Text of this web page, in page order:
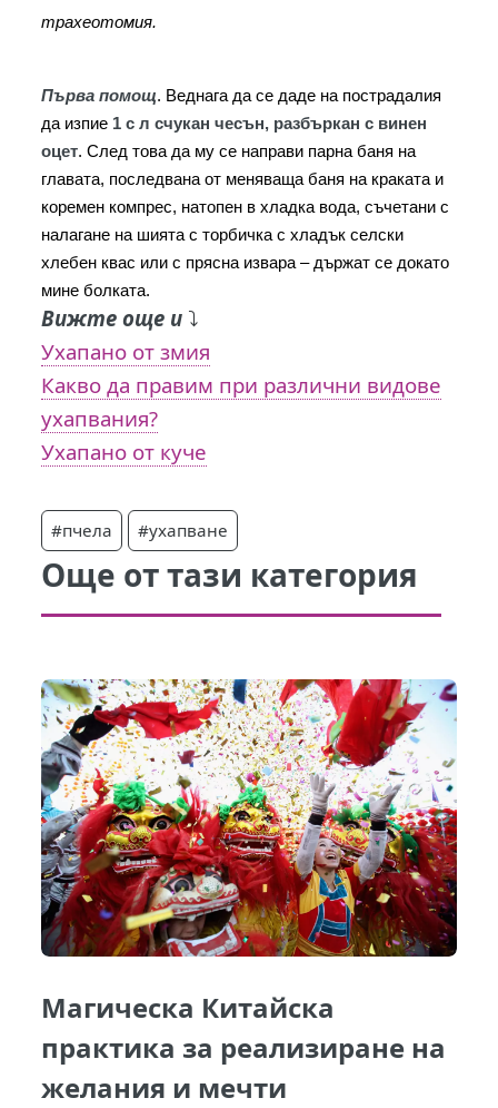
трахеотомия.
Първа помощ. Веднага да се даде на пострадалия
да изпие 1 с л счукан чесън, разбъркан с винен
оцет. След това да му се направи парна баня на
главата, последвана от меняваща баня на краката и
коремен компрес, натопен в хладка вода, съчетани с
налагане на шията с торбичка с хладък селски
хлебен квас или с прясна извара – държат се докато
мине болката.
Вижте още и ⤵️
Ухапано от змия
Какво да правим при различни видове
ухапвания?
Ухапано от куче
#пчела #ухапване
Още от тази категория
Магическа Китайска
практика за реализиране на
желания и мечти